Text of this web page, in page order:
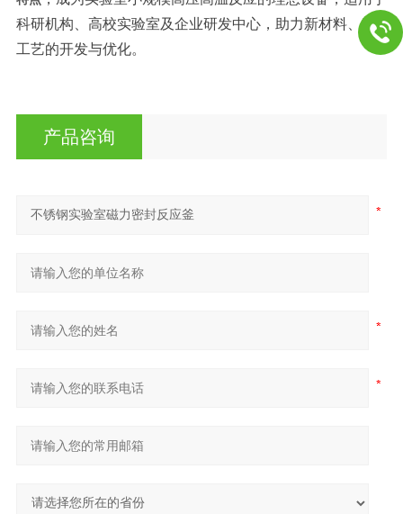
科研机构、高校实验室及企业研发中心，助力新材料、新
工艺的开发与优化。
产品咨询